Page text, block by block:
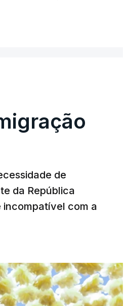
de alta velocidade
de
da República
com a